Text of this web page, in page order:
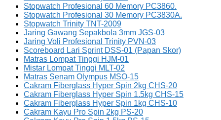
Stopwatch Profesional 60 Memory PC3860.
Stopwatch Profesional 30 Memory PC3830A.
Stopwatch Trinity TNT-2009
Jaring Gawang Sepakbola 3mm JGS-03
Jaring Voli Profesional Trinity PVN-03
Scoreboard Lari Sprint DSS-01 (Papan Skor)
Matras Lompat Tinggi HJM-01
Mistar Lompat Tinggi MLT-02
Matras Senam Olympus MSO-15
Cakram Fiberglass Hyper Spin 2kg CHS-20
Cakram Fiberglass Hyper Spin 1.5kg CHS-15
Cakram Fiberglass Hyper Spin 1kg CHS-10
Cakram Kayu Pro Spin 2kg PS-20